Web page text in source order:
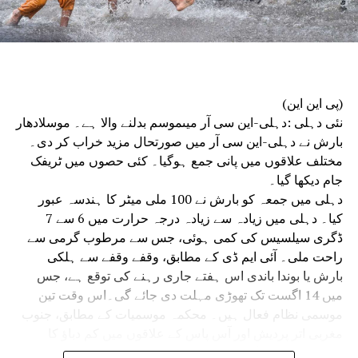
سینئر پولیس افسران نے شرکت کی۔
دہلی پولیس ہیڈکوارٹر میں منعقدہ میٹنگ میں مرکزی انٹیلی
تقریبات کو ہموار اور واقعات سے پاک کرنے کو یقینی بنانے پر
زور دیا گیا۔
(پی این این)
نئی دہلی :دہلی-این سی آر میںموسم بدلنے والا ہے۔ موسلادھار
بارش نے دہلی-این سی آر میں صورتحال مزید خراب کر دی۔
مختلف علاقوں میں پانی جمع ہوگیا۔ کئی حصوں میں ٹریفک
جام دیکھا گیا۔
دہلی میں جمعہ کو بارش نے 100 ملی میٹر کا ہندسہ عبور
کیا۔ دہلی میں زیادہ سے زیادہ درجہ حرارت میں 6 سے 7
ڈگری سیلسیس کی کمی ہوئی، جس سے مرطوب گرمی سے
راحت ملی۔ آئی ایم ڈی کے مطابق، وقفے وقفے سے ہلکی
بارش یا بوندا باندی اس ہفتے جاری رہنے کی توقع ہے، جس
میں 14 اگست تک تھوڑی مہلت دی جائے گی۔اس وقت تین
موسمی نظام فعال ہیں۔ محکمہ موسمیات کے مطابق، جنوب
علاقہ کمزور ہوگیا ہے، لیکن اس سے منسلک سائیکلونک